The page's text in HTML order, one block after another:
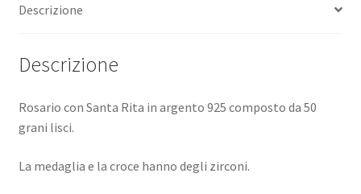
Descrizione
Descrizione
Rosario con Santa Rita in argento 925 composto da 50
grani lisci.
La medaglia e la croce hanno degli zirconi.